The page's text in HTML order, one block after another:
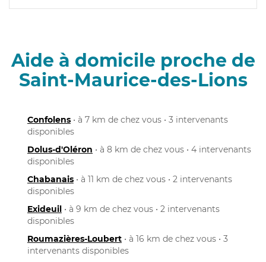
Aide à domicile proche de
Saint-Maurice-des-Lions
Confolens • à 7 km de chez vous • 3 intervenants
disponibles
Dolus-d'Oléron • à 8 km de chez vous • 4 intervenants
disponibles
Chabanais • à 11 km de chez vous • 2 intervenants
disponibles
Exideuil • à 9 km de chez vous • 2 intervenants
disponibles
Roumazières-Loubert • à 16 km de chez vous • 3
intervenants disponibles